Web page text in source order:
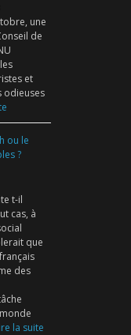
une
de
et
odieuses
ou le
?
t-il
cas, à
que
des
la suite